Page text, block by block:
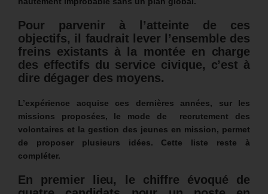
Pour parvenir à l’atteinte de ces
objectifs, il faudrait lever l’ensemble des
freins existants à la montée en charge
des effectifs du service civique, c’est à
dire dégager des moyens.
L’expérience acquise ces dernières années, sur les
missions proposées, le mode de recrutement des
volontaires et la gestion des jeunes en mission, permet
de proposer plusieurs idées. Cette liste reste à
compléter.
En premier lieu, le chiffre évoqué de